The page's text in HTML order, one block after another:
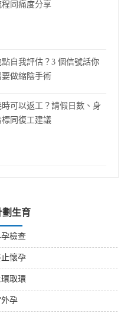
程同痛度分享
點自我評估？3 個信號話你
做縮陰手術
時可以返工？請假日數、身
同復工建議
劃生育
檢查
懷孕
環取環
外孕